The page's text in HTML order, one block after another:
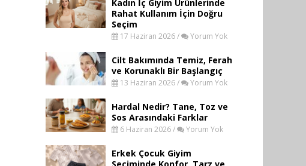
Kadın İç Giyim Ürünlerinde
Rahat Kullanım İçin Doğru
Seçim
17 Haziran 2026 / Yorum Yok
Cilt Bakımında Temiz, Ferah
ve Korunaklı Bir Başlangıç
13 Haziran 2026 / Yorum Yok
Hardal Nedir? Tane, Toz ve
Sos Arasındaki Farklar
6 Haziran 2026 / Yorum Yok
Erkek Çocuk Giyim